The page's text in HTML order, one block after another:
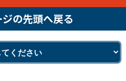
の先頭へ戻る